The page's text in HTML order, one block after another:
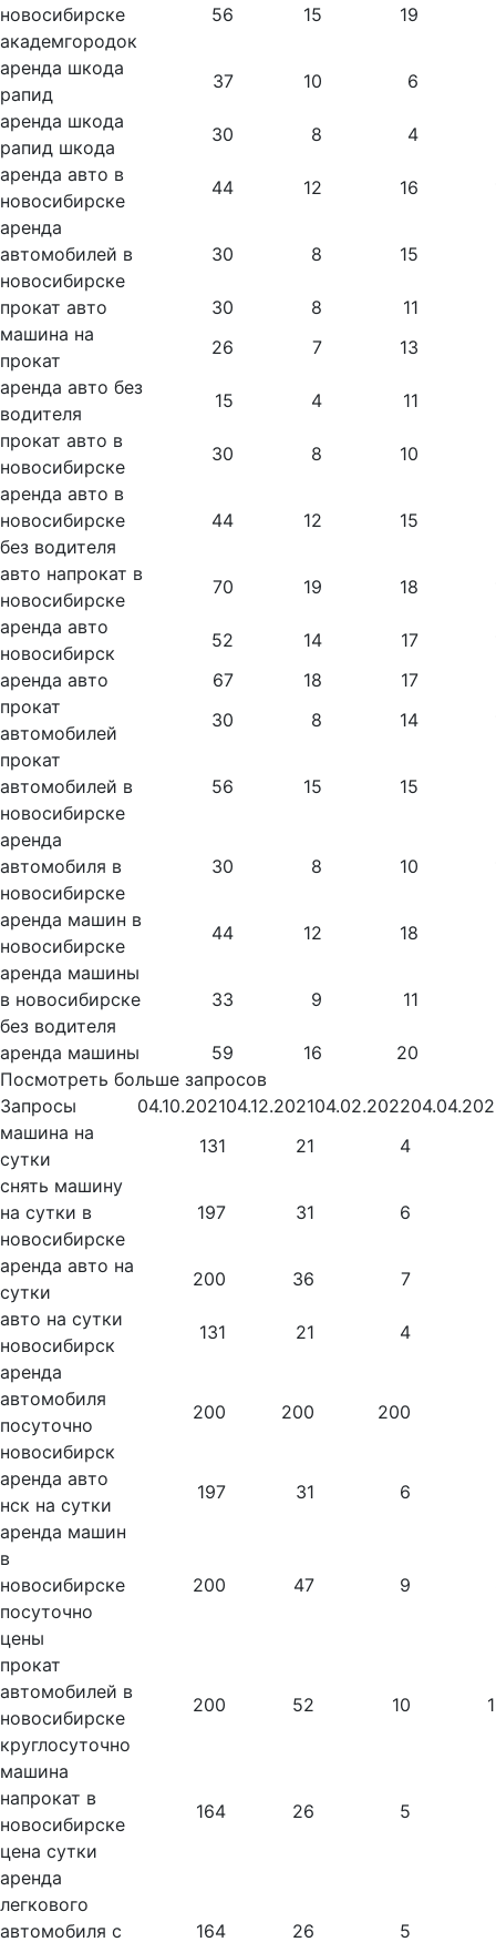
новосибирске
академгородок
56 15 19
аренда шкода
рапид
37 10
6
аренда шкода
рапид шкода
30 8
4
аренда авто в
новосибирске
44 12 16
аренда
автомобилей в
новосибирске
30 8 15
прокат авто 30 8
11
машина на
прокат
26 7
13
аренда авто без
водителя
15 4
11
прокат авто в
новосибирске
30 8
10
аренда авто в
новосибирске
без водителя
44 12 15
авто напрокат в
новосибирске
70 19 18
аренда авто
новосибирск
52 14 17
аренда авто
67 18
17
прокат
автомобилей
30 8 14
прокат
автомобилей в
новосибирске
56 15 15
аренда
автомобиля в
новосибирске
30 8 10
аренда машин в
новосибирске
44 12
18
аренда машины
в новосибирске
без водителя
33 9 11
аренда машины 59 16
20
Посмотреть больше запросов
Запросы
04.10.202104.12.202104.02.2022
машина на
сутки
131 21 4
снять машину
на сутки в
новосибирске
197 31 6
аренда авто на
сутки
200 36 7
авто на сутки
новосибирск
131 21 4
аренда
автомобиля
посуточно
новосибирск
200 200 200
аренда авто
нск на сутки
197 31
6
аренда машин
в
новосибирске
посуточно
цены
200 47 9
прокат
автомобилей в
новосибирске
круглосуточно
200 52 10
машина
напрокат в
новосибирске
цена сутки
164 26 5
аренда
легкового
автомобиля с
164 26 5